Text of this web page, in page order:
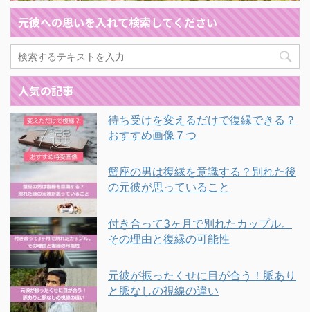
元彼への思いを入れて検索してください
人気の記事
待ち受けを変えるだけで復縁できる？
おすすめ画像７つ
蟹座の男は復縁を意識する？別れた後
の元彼が思っていること
付き合って3ヶ月で別れたカップル。
その理由と復縁の可能性
元彼が振ったくせに目が合う！脈あり
と脈なしの視線の違い